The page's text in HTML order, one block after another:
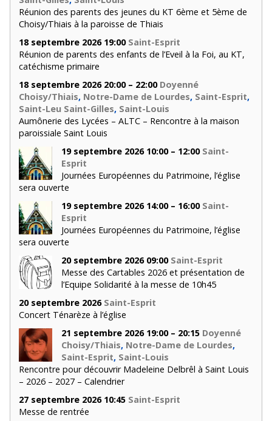
Réunion des parents des jeunes du KT 6ème et 5ème de
Choisy/Thiais à la paroisse de Thiais
18 septembre 2026 19:00 Saint-Esprit
Réunion de parents des enfants de l’Eveil à la Foi, au KT,
catéchisme primaire
18 septembre 2026 20:00 – 22:00 Doyenné
Choisy/Thiais, Notre-Dame de Lourdes, Saint-Esprit,
Saint-Leu Saint-Gilles, Saint-Louis
Aumônerie des Lycées – ALTC – Rencontre à la maison
paroissiale Saint Louis
19 septembre 2026 10:00 – 12:00 Saint-
Esprit
Journées Européennes du Patrimoine, l’église
sera ouverte
19 septembre 2026 14:00 – 16:00 Saint-
Esprit
Journées Européennes du Patrimoine, l’église
sera ouverte
20 septembre 2026 09:00 Saint-Esprit
Messe des Cartables 2026 et présentation de
l’Equipe Solidarité à la messe de 10h45
20 septembre 2026 Saint-Esprit
Concert Ténarèze à l’église
21 septembre 2026 19:00 – 20:15 Doyenné
Choisy/Thiais, Notre-Dame de Lourdes,
Saint-Esprit, Saint-Louis
Rencontre pour découvrir Madeleine Delbrêl à Saint Louis
– 2026 – 2027 – Calendrier
27 septembre 2026 10:45 Saint-Esprit
Messe de rentrée